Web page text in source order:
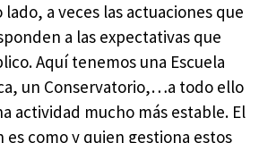
a veces las actuaciones que
a las expectativas que
Aquí tenemos una Escuela
un Conservatorio,…a todo ello
actividad mucho más estable. El
como y quien gestiona estos